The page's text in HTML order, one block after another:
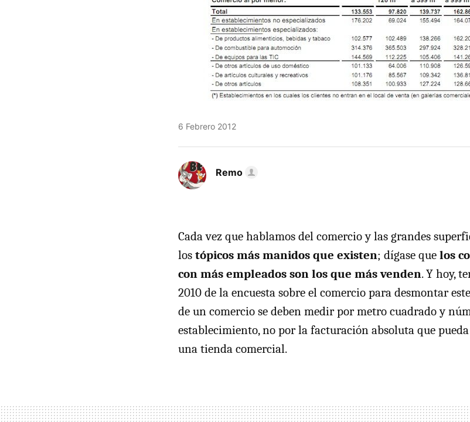
6 Febrero 2012
Remo
Cada vez que hablamos del comercio y las grandes
los tópicos más manidos que existen; dígase que los
con más empleados son los que más venden. Y hoy,
2010 de la encuesta sobre el comercio para desmontar
de un comercio se deben medir por metro cuadrado y
establecimiento, no por la facturación absoluta que
una tienda comercial.